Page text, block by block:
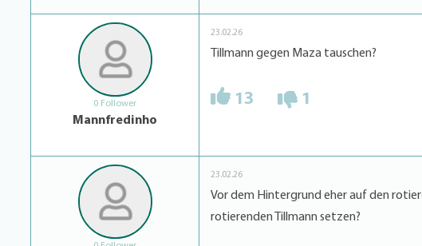
0 Follower
Mannfredinho
23.02.26
Tillmann gegen Maza tauschen?
13 1
23.02.26
Vor dem Hintergrund eher auf den
rotierenden Tillmann setzen?